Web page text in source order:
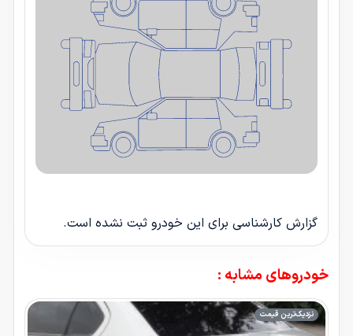
گزارش کارشناسی برای این خودرو ثبت نشده است.
خودروهای مشابه :
نزدیک‌ترین قیمت